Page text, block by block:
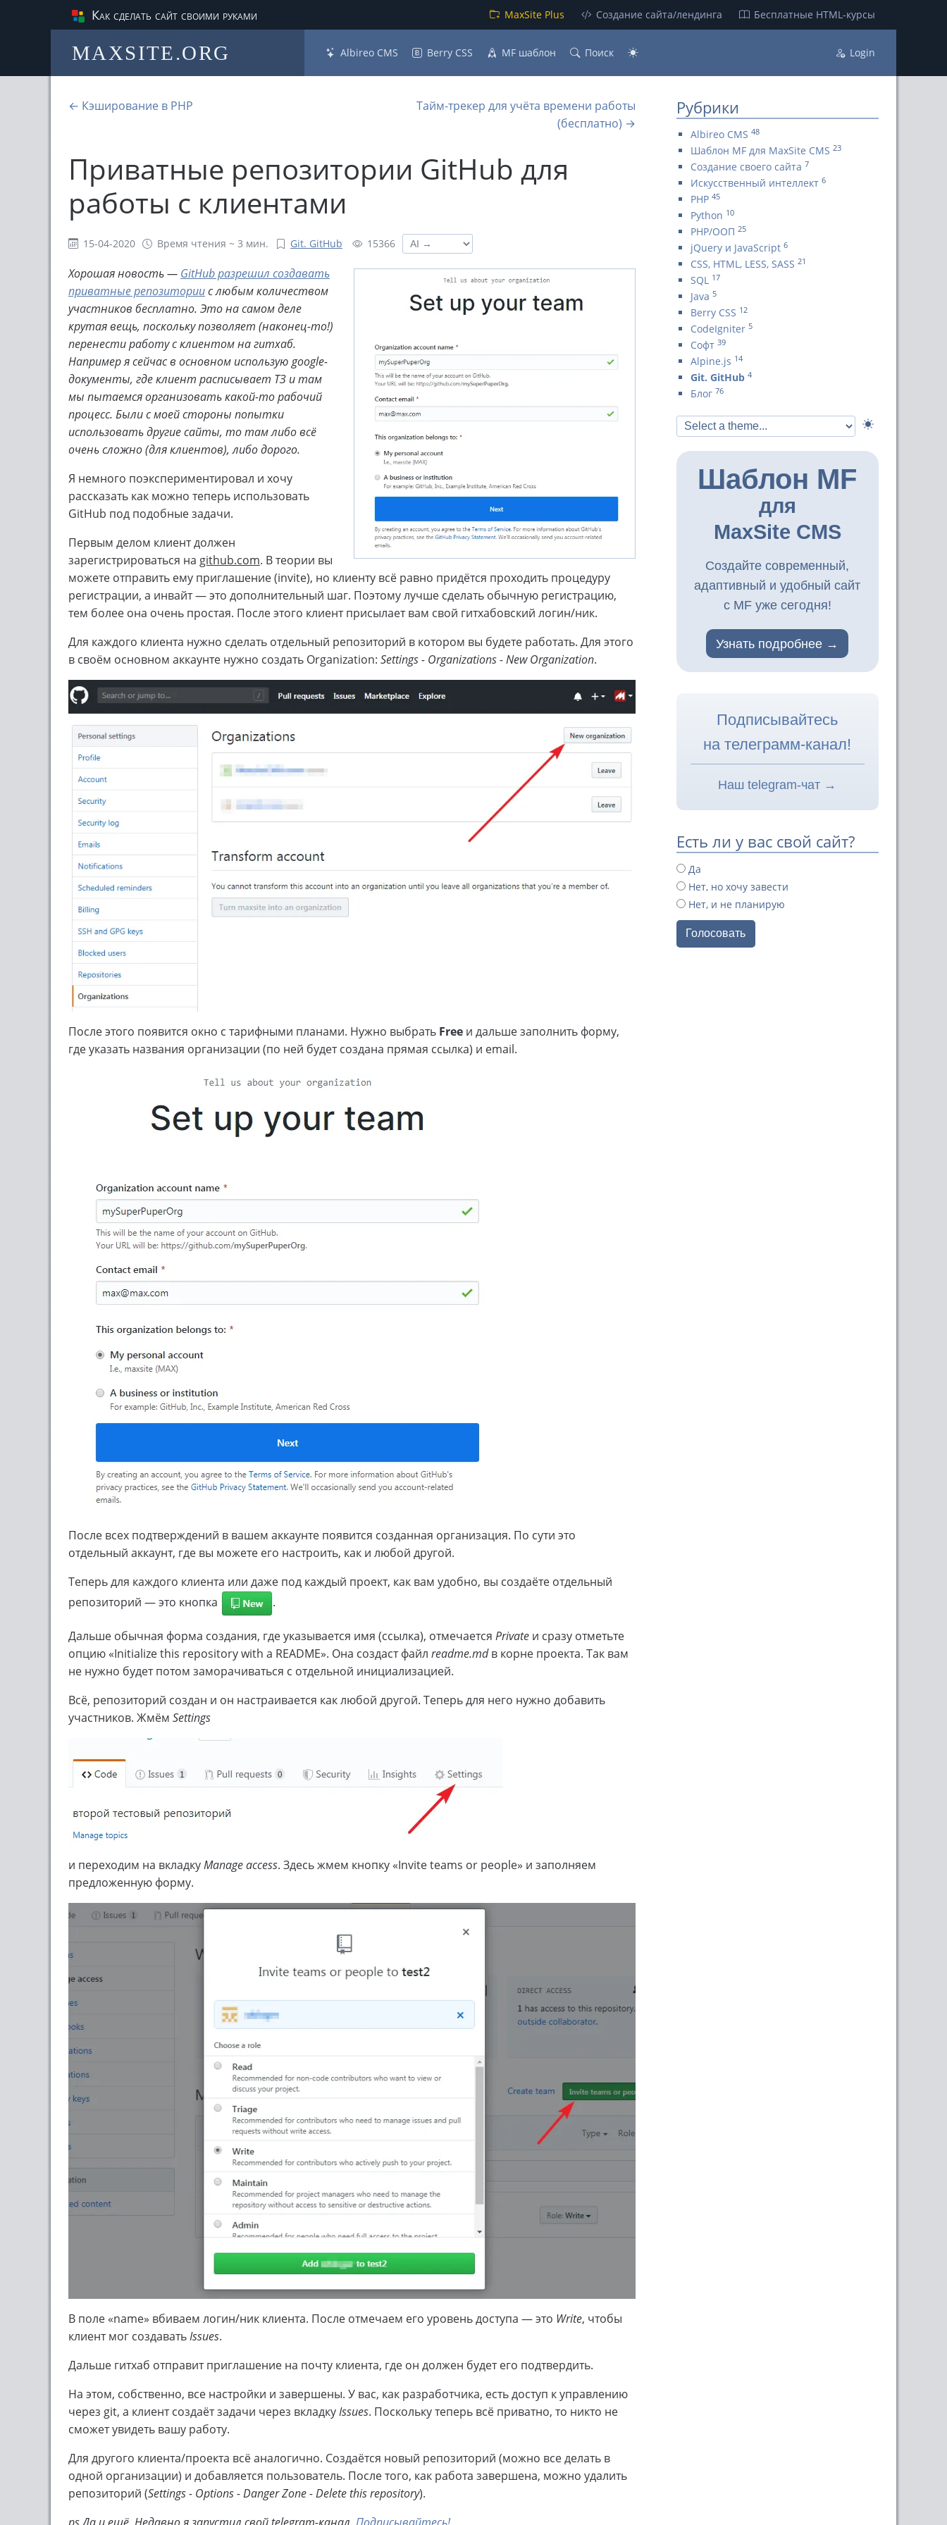
Как сделать сайт своими руками MaxSite Plus Создание сайта/лендинга Бесплатные НТML-курсы
MAXSITE.ORG Albireo CMS Berry CSS MF шаблон Поиск Login
← Кэширование в PHP
Тайм-трекер для учёта времени работы
(бесплатно) →
Приватные репозитории GitHub для
работы с клиентами
15-04-2020 Время чтения ~ 3 мин. Git. GitHub 15366
Хорошая новость — GitHub разрешил создавать
приватные репозиториис любым количеством
участников бесплатно. Это на самом деле
крутая вещь, поскольку позволяет (наконец-то!)
перенести работу с клиентом на гитхаб.
Например я сейчас в основном использую google-
документы, где клиент расписывает ТЗ и там
мы пытаемся организовать какой-то рабочий
процесс. Были с моей стороны попытки
использовать другие сайты, то там либо всё
очень сложно (для клиентов), либо дорого.
Я немного поэкспериментировал и хочу
рассказать как можно теперь использовать
GitHub под подобные задачи.
Первым делом клиент должен
зарегистрироваться на github.com. В теории вы
можете отправить ему приглашение (invite), но клиенту всё равно придётся проходить процедуру
регистрации, а инвайт — это дополнительный шаг. Поэтому лучше сделать обычную регистрацию,
тем более она очень простая. После этого клиент присылает вам свой гитхабовский логин/ник.
Для каждого клиента нужно сделать отдельный репозиторий в котором вы будете работать. Для этого
в своём основном аккаунте нужно создать Organization: Settings - Organizations - New Organization.
После этого появится окно с тарифными планами. Нужно выбрать Free и дальше заполнить форму,
где указать названия организации (по ней будет создана прямая ссылка) и email.
После всех подтверждений в вашем аккаунте появится созданная организация. По сути это
отдельный аккаунт, где вы можете его настроить, как и любой другой.
Теперь для каждого клиента или даже под каждый проект, как вам удобно, вы создаёте отдельный
репозиторий — это кнопка
.
Дальше обычная форма создания, где указывается имя (ссылка), отмечается Private и сразу отметьте
опцию «Initialize this repository with a README». Она создаст файл readme.mdв корне проекта. Так вам
не нужно будет потом заморачиваться с отдельной инициализацией.
Всё, репозиторий создан и он настраивается как любой другой. Теперь для него нужно добавить
участников. Жмём Settings
и переходим на вкладкуManage access. Здесь жмем кнопку «Invite teams or people» и заполняем
предложенную форму.
В поле «name» вбиваем логин/ник клиента. После отмечаем его уровень доступа — это Write, чтобы
клиент мог создаватьIssues.
Дальше гитхаб отправит приглашение на почту клиента, где он должен будет его подтвердить.
На этом, собственно, все настройки и завершены. У вас, как разработчика, есть доступ к управлению
через git, а клиент создаёт задачи через вкладкуIssues. Поскольку теперь всё приватно, то никто не
сможет увидеть вашу работу.
Для другого клиента/проекта всё аналогично. Создаётся новый репозиторий (можно все делать в
одной организации) и добавляется пользователь. После того, как работа завершена, можно удалить
репозиторий (Settings - Options - Danger Zone - Delete this repository).
Рубрики
Albireo CMS 48
Шаблон MF для MaxSite CMS 23
Создание своего сайта 7
Искусственный интеллект 6
PHP 45
Python 10
PHP/ООП 25
jQuery и JavaScript 6
CSS, HTML, LESS, SASS 21
SQL 17
Java 5
Berry CSS 12
CodeIgniter 5
Софт 39
Alpine.js 14
Git. GitHub 4
Блог 76
Шаблон MF
для
MaxSite CMS
Создайте современный,
адаптивный и удобный сайт
с MF уже сегодня!
Узнать подробнее
Подписывайтесь
на телеграмм-канал!
Наш telegram-чат →
Есть ли у вас свой сайт?
Да
Нет, но хочу завести
Нет, и не планирую
Голосовать